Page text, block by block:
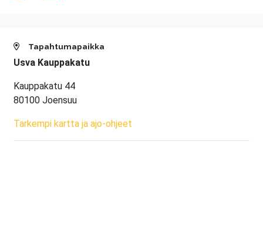
Tapahtumapaikka
Usva Kauppakatu
Kauppakatu 44
80100 Joensuu
Tarkempi kartta ja ajo-ohjeet